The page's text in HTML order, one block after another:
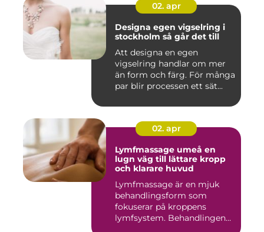
02. apr
Designa egen vigselring i
stockholm så går det till
Att designa en egen
vigselring handlar om mer
än form och färg. För många
par blir processen ett sät...
02. apr
Lymfmassage umeå en
lugn väg till lättare kropp
och klarare huvud
Lymfmassage är en mjuk
behandlingsform som
fokuserar på kroppens
lymfsystem. Behandlingen